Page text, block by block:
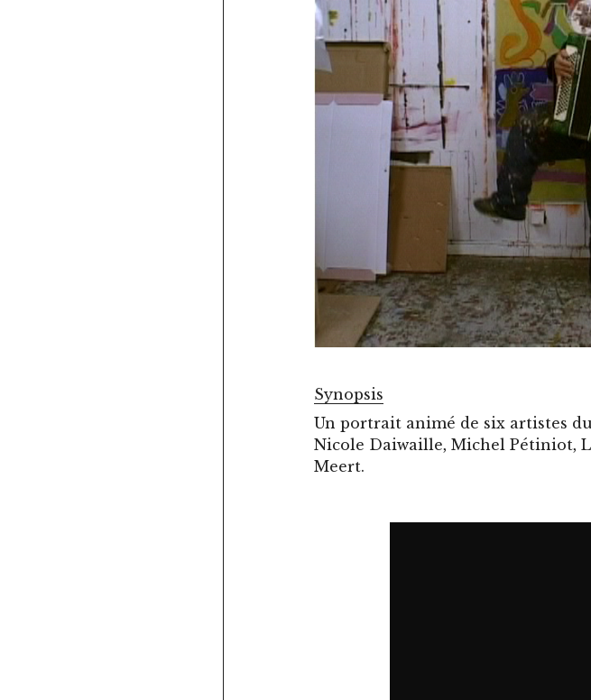
Synopsis
Un portrait animé de six artistes
Nicole Daiwaille, Michel Pétiniot,
Meert.